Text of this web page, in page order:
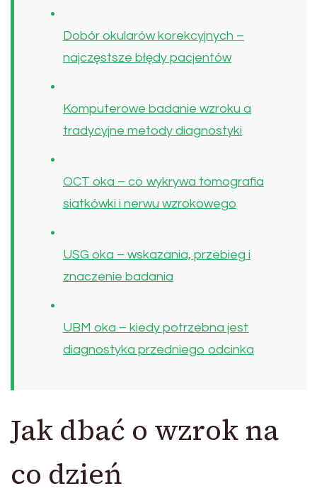
Dobór okularów korekcyjnych –
najczęstsze błędy pacjentów
Komputerowe badanie wzroku a
tradycyjne metody diagnostyki
OCT oka – co wykrywa tomografia
siatkówki i nerwu wzrokowego
USG oka – wskazania, przebieg i
znaczenie badania
UBM oka – kiedy potrzebna jest
diagnostyka przedniego odcinka
Jak dbać o wzrok na
co dzień